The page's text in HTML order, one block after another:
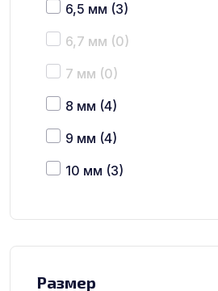
6,5 мм (3)
6,7 мм (0)
7 мм (0)
8 мм (4)
9 мм (4)
10 мм (3)
Размер